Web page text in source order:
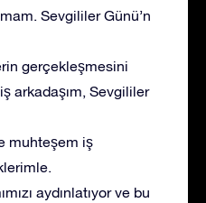
Sevgililer Günü’n
gerçekleşmesini
arkadaşım, Sevgililer
muhteşem iş
aydınlatıyor ve bu